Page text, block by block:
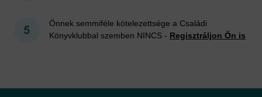
Önnek semmiféle kötelezettsége a Családi
Könyvklubbal szemben NINCS - Regisztráljon Ön is